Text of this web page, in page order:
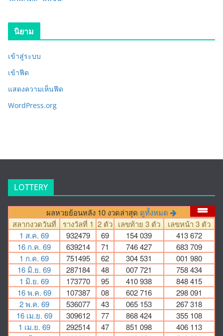
นิยาม
เข้าสู่ระบบ
เข้าฟีด
แสดงความเห็นฟีด
WordPress.org
LOTTERY